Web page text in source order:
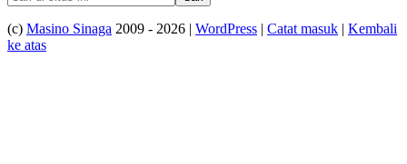
(c) Masino Sinaga 2009 - 2026 | WordPress | Catat masuk | Kembali
ke atas